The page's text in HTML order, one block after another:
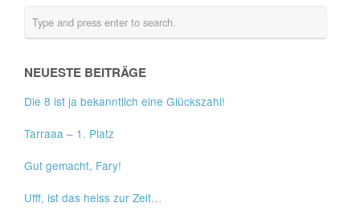
NEUESTE BEITRÄGE
Die 8 ist ja bekanntlich eine Glückszahl!
Tarraaa – 1. Platz
Gut gemacht, Fary!
Ufff, ist das heiss zur Zeit…